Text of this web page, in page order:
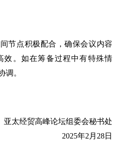
节点积极配合，确保会议内容
效。如在筹备过程中有特殊情
调。
亚太经贸高峰论坛组委会秘书处
2025年2 月 28日